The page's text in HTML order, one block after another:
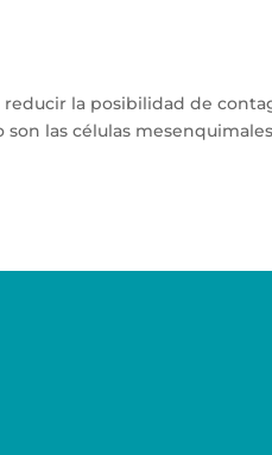
la posibilidad de
son las células